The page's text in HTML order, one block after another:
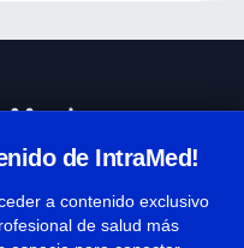
de IntraMed!
a contenido exclusivo
de salud más